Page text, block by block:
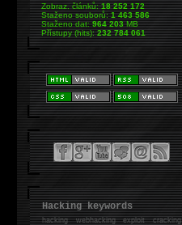
Zobraz. článků:18 252 172
Staženo souborů:1 463 586
Staženo dat:964 203MB
Přístupy (hits):232 784 061
Hacking keywords
hackingwebhacking exploit cracking